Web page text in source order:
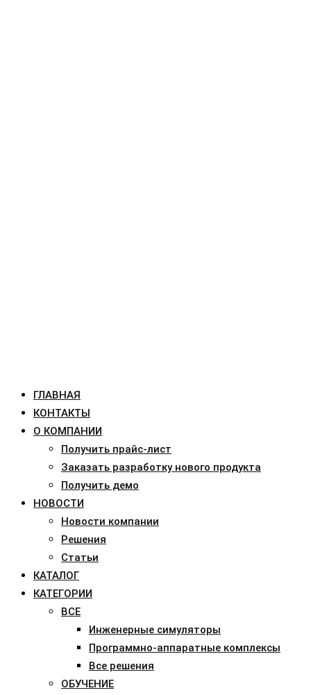
ГЛАВНАЯ
КОНТАКТЫ
О КОМПАНИИ
Получить прайс-лист
Заказать разработку нового продукта
Получить демо
НОВОСТИ
Новости компании
Решения
Статьи
КАТАЛОГ
КАТЕГОРИИ
ВСЕ
Инженерные симуляторы
Программно-аппаратные комплексы
Все решения
ОБУЧЕНИЕ